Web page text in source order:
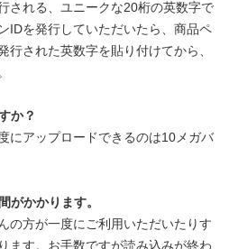
される、ユニークな20桁の英数字で
IDを発行していただいたら、商品ペ
行された英数字を貼り付けてから、
か？
にアップロードできるのは10メガバ
がかかります。
の方が一度にご利用いただいたりす
ます。お手数ですが読み込みが終わ